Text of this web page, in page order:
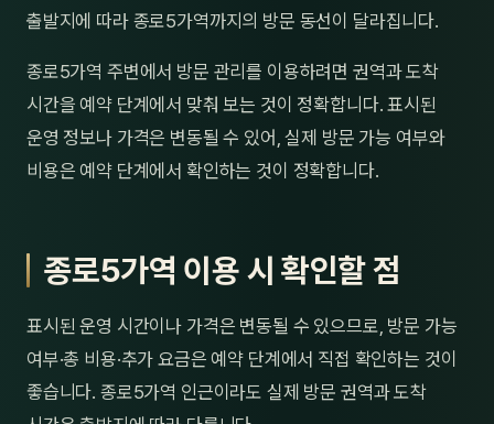
출발지에 따라 종로5가역까지의 방문 동선이 달라집니다.
종로5가역 주변에서 방문 관리를 이용하려면 권역과 도착
시간을 예약 단계에서 맞춰 보는 것이 정확합니다. 표시된
운영 정보나 가격은 변동될 수 있어, 실제 방문 가능 여부와
비용은 예약 단계에서 확인하는 것이 정확합니다.
종로5가역 이용 시 확인할 점
표시된 운영 시간이나 가격은 변동될 수 있으므로, 방문 가능
여부·총 비용·추가 요금은 예약 단계에서 직접 확인하는 것이
좋습니다. 종로5가역 인근이라도 실제 방문 권역과 도착